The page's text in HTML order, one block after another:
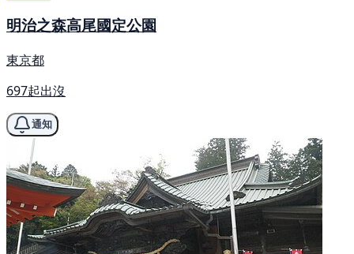
明治之森高尾國定公園
東京都
697起出沒
通知